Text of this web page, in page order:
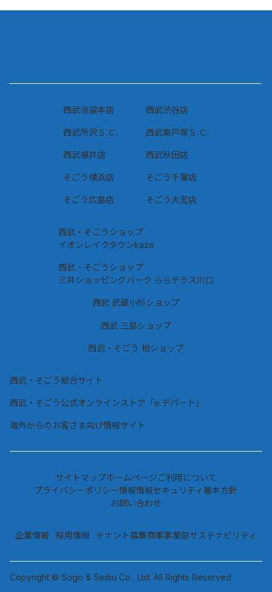
Copyright © Sogo & Seibu Co., Ltd. All Rights Reserved
サイトマップホームページご利用について
プライバシーポリシー情報情報セキュリティ基本方針
お問い合わせ
企業情報 採用情報 テナント募集商事事業部サステナビリティ
西武池袋本店 西武渋谷店
西武東戸塚Ｓ.Ｃ.
西武所沢Ｓ.Ｃ.
西武福井店 西武秋田店
そごう横浜店 そごう千葉店
そごう大宮店
そごう広島店
西武・そごう 柏ショップ
西武 武蔵小杉ショップ
西武 三島ショップ
西武・そごうショップ
三井ショッピングパーク ららテラス川口
西武・そごうショップ
イオンレイクタウンkaze
西武・そごう総合サイト
西武・そごう公式オンラインストア「e.デパート」
海外からのお客さま向け情報サイト